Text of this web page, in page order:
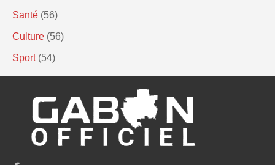
Santé (56)
Culture (56)
Sport (54)